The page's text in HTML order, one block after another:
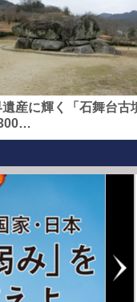
産に輝く「石舞台古